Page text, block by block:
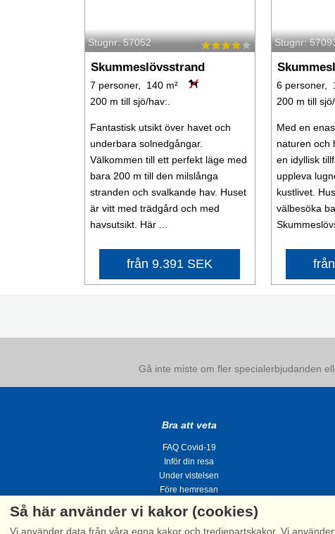
Stugnr: 57052
Skummeslövsstrand
7 personer, 140 m²
200 m till sjö/hav:.
Fantastisk utsikt över havet och
underbara solnedgångar.
Välkommen till ett perfekt läge med
bara 200 m till den milslånga
stranden och svalkande hav. Huset
är vitt med trädgård och med
havsutsikt. Här ...
från 9.391 SEK
Stugnr:
6 personer,
200 m till
Med en
naturen och
en idyllisk
uppleva
kustlivet.
välbesöka
Gå inte miste om fler specialerbjudanden
Bra att veta
FAQ Covid-19
Inför din resa
Under vistelsen
Före hemresan
Så här använder vi kakor (cookies)
Vi använder data från våra egna kakor och tredjepartskakor. Vi